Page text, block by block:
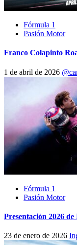
Fórmula 1
Pasión Motor
Franco Colapinto
1 de abril de 2026
Fórmula 1
Pasión Motor
Presentación 2026
23 de enero de 2026